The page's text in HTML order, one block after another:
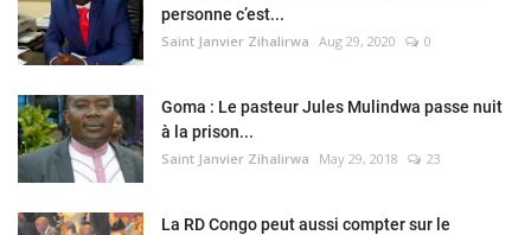
personne c’est...
Saint Janvier Zihalirwa Aug 29, 2020 0
Goma : Le pasteur Jules Mulindwa passe nuit
à la prison...
Saint Janvier Zihalirwa May 29, 2018 23
La RD Congo peut aussi compter sur le